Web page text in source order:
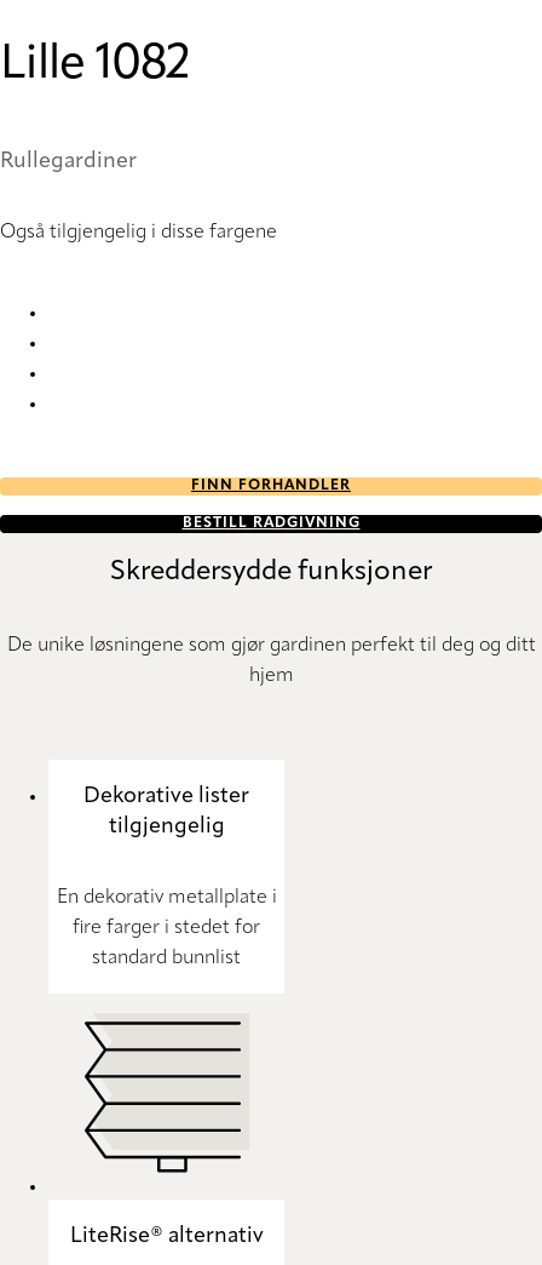
Lille 1082
Rullegardiner
Også tilgjengelig i disse fargene
FINN FORHANDLER
BESTILL RÅDGIVNING
Skreddersydde funksjoner
De unike løsningene som gjør gardinen perfekt til deg og ditt
hjem
Dekorative lister
tilgjengelig
En dekorativ metallplate i
fire farger i stedet for
standard bunnlist
LiteRise® alternativ